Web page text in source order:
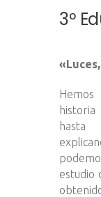
3º
hasta
estudio